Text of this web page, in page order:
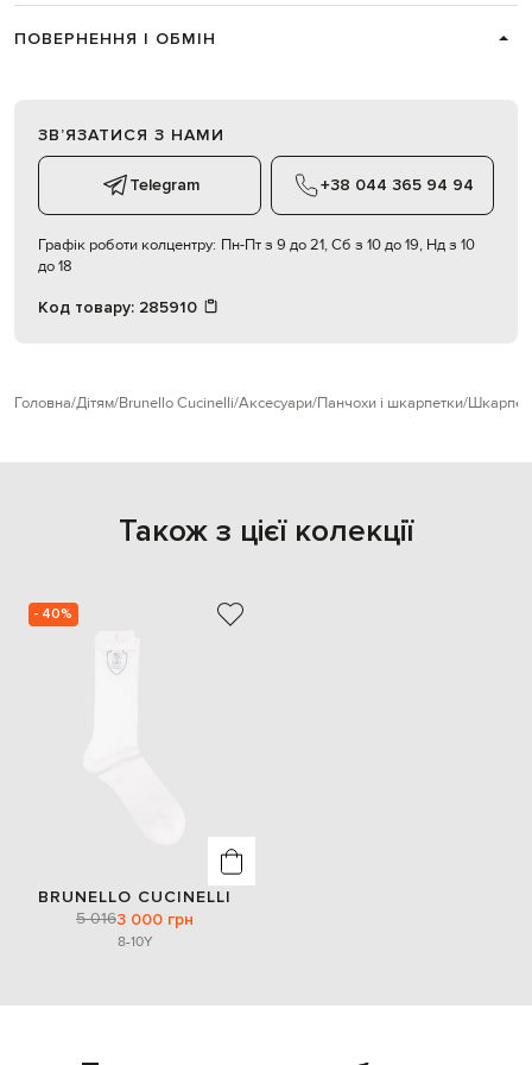
ПОВЕРНЕННЯ І ОБМІН
ЗВʼЯЗАТИСЯ З НАМИ
Telegram +38 044 365 94 94
Графік роботи колцентру: Пн-Пт з 9 до 21, Сб з 10 до 19, Нд з 10
до 18
Код товару: 285910
Головна Дітям Brunello Cucinelli Аксесуари Панчохи і шкарпетки
Також з цієї колекції
- 40%
BRUNELLO CUCINELLI
5 0163 000 грн
8-10Y